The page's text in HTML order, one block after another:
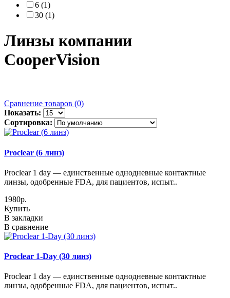
6 (1)
30 (1)
Линзы компании
CooperVision
Сравнение товаров (0)
Показать:
Сортировка:
Proclear (6 линз)
Proclear 1 day — единственные однодневные контактные
линзы, одобренные FDA, для пациентов, испыт..
1980р.
Купить
В закладки
В сравнение
Proclear 1-Day (30 линз)
Proclear 1 day — единственные однодневные контактные
линзы, одобренные FDA, для пациентов, испыт..